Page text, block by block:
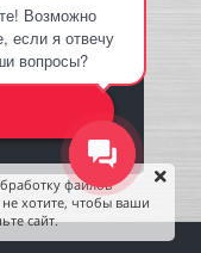
Возможно
если я отвечу
вопросы?
файлов
хотите, чтобы ваши
сайт.